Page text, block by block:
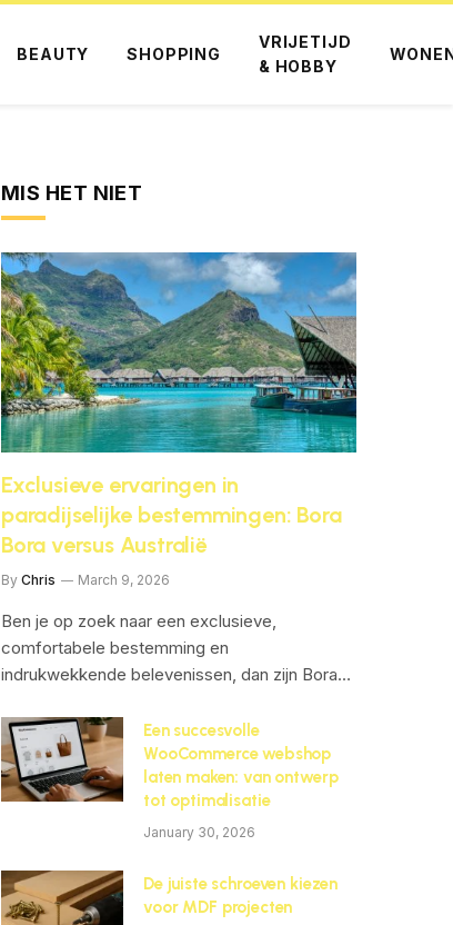
BEAUTY SHOPPING
VRIJETIJD
& HOBBY
MIS HET NIET
Exclusieve ervaringen in
paradijselijke bestemmingen: Bora
Bora versus Australië
By Chris March 9, 2026
Ben je op zoek naar een exclusieve,
comfortabele bestemming en
indrukwekkende belevenissen, dan zijn Bora…
Een succesvolle
WooCommerce webshop
laten maken: van ontwerp
tot optimalisatie
January 30, 2026
De juiste schroeven kiezen
voor MDF projecten